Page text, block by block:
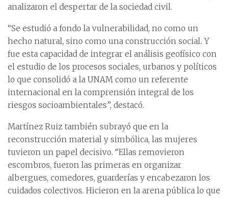
analizaron el despertar de la sociedad civil.
“Se estudió a fondo la vulnerabilidad, no como un
hecho natural, sino como una construcción social. Y
fue esta capacidad de integrar el análisis geofísico con
el estudio de los procesos sociales, urbanos y políticos
lo que consolidó a la UNAM como un referente
internacional en la comprensión integral de los
riesgos socioambientales”, destacó.
Martínez Ruiz también subrayó que en la
reconstrucción material y simbólica, las mujeres
tuvieron un papel decisivo. “Ellas removieron
escombros, fueron las primeras en organizar
albergues, comedores, guarderías y encabezaron los
cuidados colectivos. Hicieron en la arena pública lo que